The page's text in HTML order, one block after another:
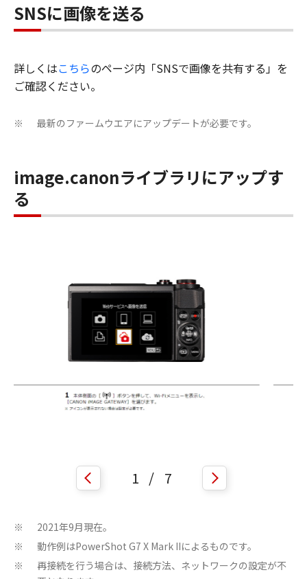
SNSに画像を送る
詳しくはこちらのページ内「SNSで画像を共有する」を
ご確認ください。
※ 最新のファームウエアにアップデートが必要です。
image.canonライブラリにアップす
る
1 / 7
※ 2021年9月現在。
※ 動作例はPowerShot G7 X Mark IIによるものです。
※
再接続を行う場合は、接続方法、ネットワークの設定が不